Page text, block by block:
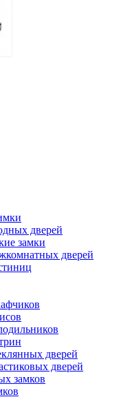
дверей
замки
дверей
дверей
дверей
замков